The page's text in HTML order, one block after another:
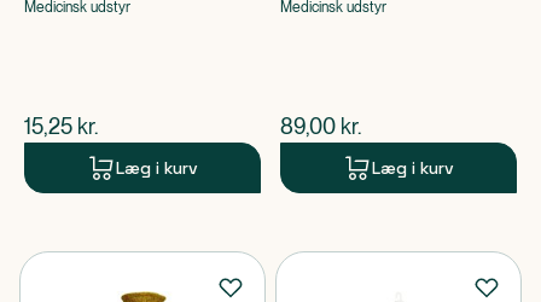
Medicinsk udstyr
$nuværende pris
15,25 kr.
Læg i kurv
Medicinsk udstyr
$nuværende pris
89,00 kr.
Læg i kurv